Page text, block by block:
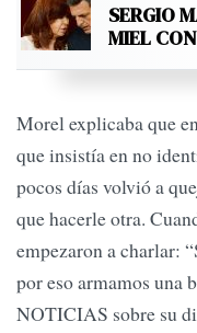
SERGIO
MIEL
Morel explicaba que
que in­sistía en no
pocos días vol­vió a
que hacerle otra.
empezaron a char­lar:
por eso armamos una
NOTICIAS sobre su